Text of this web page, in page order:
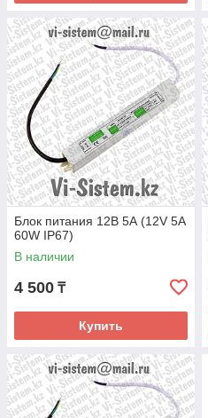
Блок питания 12В 5А (12V 5A
60W IP67)
В наличии
4 500 ₸
Купить